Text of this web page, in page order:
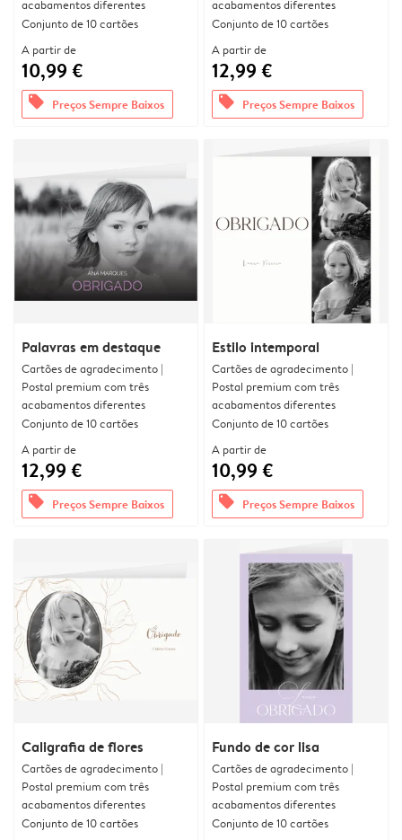
acabamentos diferentes
Conjunto de 10 cartões
A partir de
10,99 €
offers Preços Sempre Baixos
acabamentos diferentes
Conjunto de 10 cartões
A partir de
12,99 €
offers Preços Sempre Baixos
Palavras em destaque
Cartões de agradecimento |
Postal premium com três
acabamentos diferentes
Conjunto de 10 cartões
A partir de
12,99 €
offers Preços Sempre Baixos
Estilo intemporal
Cartões de agradecimento |
Postal premium com três
acabamentos diferentes
Conjunto de 10 cartões
A partir de
10,99 €
offers Preços Sempre Baixos
Caligrafia de flores
Cartões de agradecimento |
Postal premium com três
acabamentos diferentes
Conjunto de 10 cartões
Fundo de cor lisa
Cartões de agradecimento |
Postal premium com três
acabamentos diferentes
Conjunto de 10 cartões